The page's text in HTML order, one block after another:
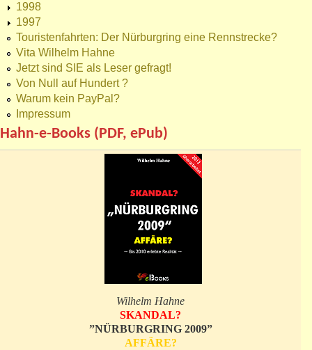
1998
1997
Touristenfahrten: Der Nürburgring eine Rennstrecke?
Vita Wilhelm Hahne
Jetzt sind SIE als Leser gefragt!
Von Null auf Hundert ?
Warum kein PayPal?
Impressum
Hahn-e-Books (PDF, ePub)
Wilhelm Hahne
SKANDAL?
”NÜRBURGRING 2009”
AFFÄRE?